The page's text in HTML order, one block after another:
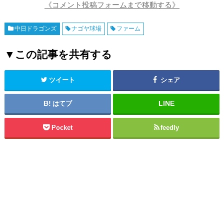
《コメント投稿フォームまで移動する》
中日ドラゴンズ ナゴヤ球場 ファーム
▼この記事を共有する
ツイート シェア
はてブ
Pocket feedly